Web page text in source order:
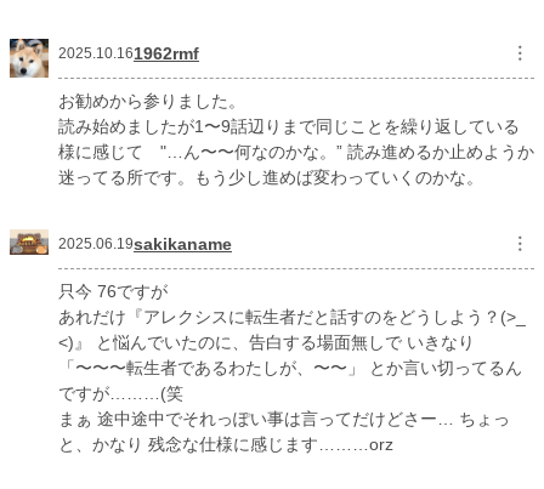
2025.10.161962rmf ︙
お勧めから参りました。
読み始めましたが1〜9話辺りまで同じことを繰り返している
様に感じて "…ん〜〜何なのかな。” 読み進めるか止めようか
迷ってる所です。もう少し進めば変わっていくのかな。
2025.06.19sakikaname ︙
只今 76ですが
あれだけ『アレクシスに転生者だと話すのをどうしよう？(>_
<)』 と悩んでいたのに、告白する場面無しで いきなり
「〜〜〜転生者であるわたしが、〜〜」 とか言い切ってるん
ですが………(笑
まぁ 途中途中でそれっぽい事は言ってだけどさー… ちょっ
と、かなり 残念な仕様に感じます………orz